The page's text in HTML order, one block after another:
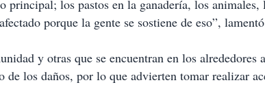
principal; los pastos en la ganadería, los
porque la gente se sostiene de eso”,
y otras que se encuentran en los alrededores
de los daños, por lo que advierten tomar realizar